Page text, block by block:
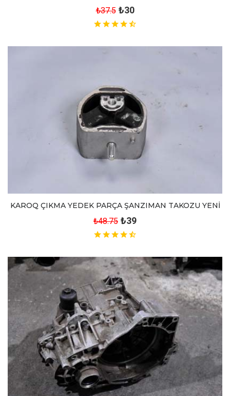
₺37.5 ₺30
KAROQ ÇIKMA YEDEK PARÇA ŞANZIMAN TAKOZU YENİ
₺48.75 ₺39